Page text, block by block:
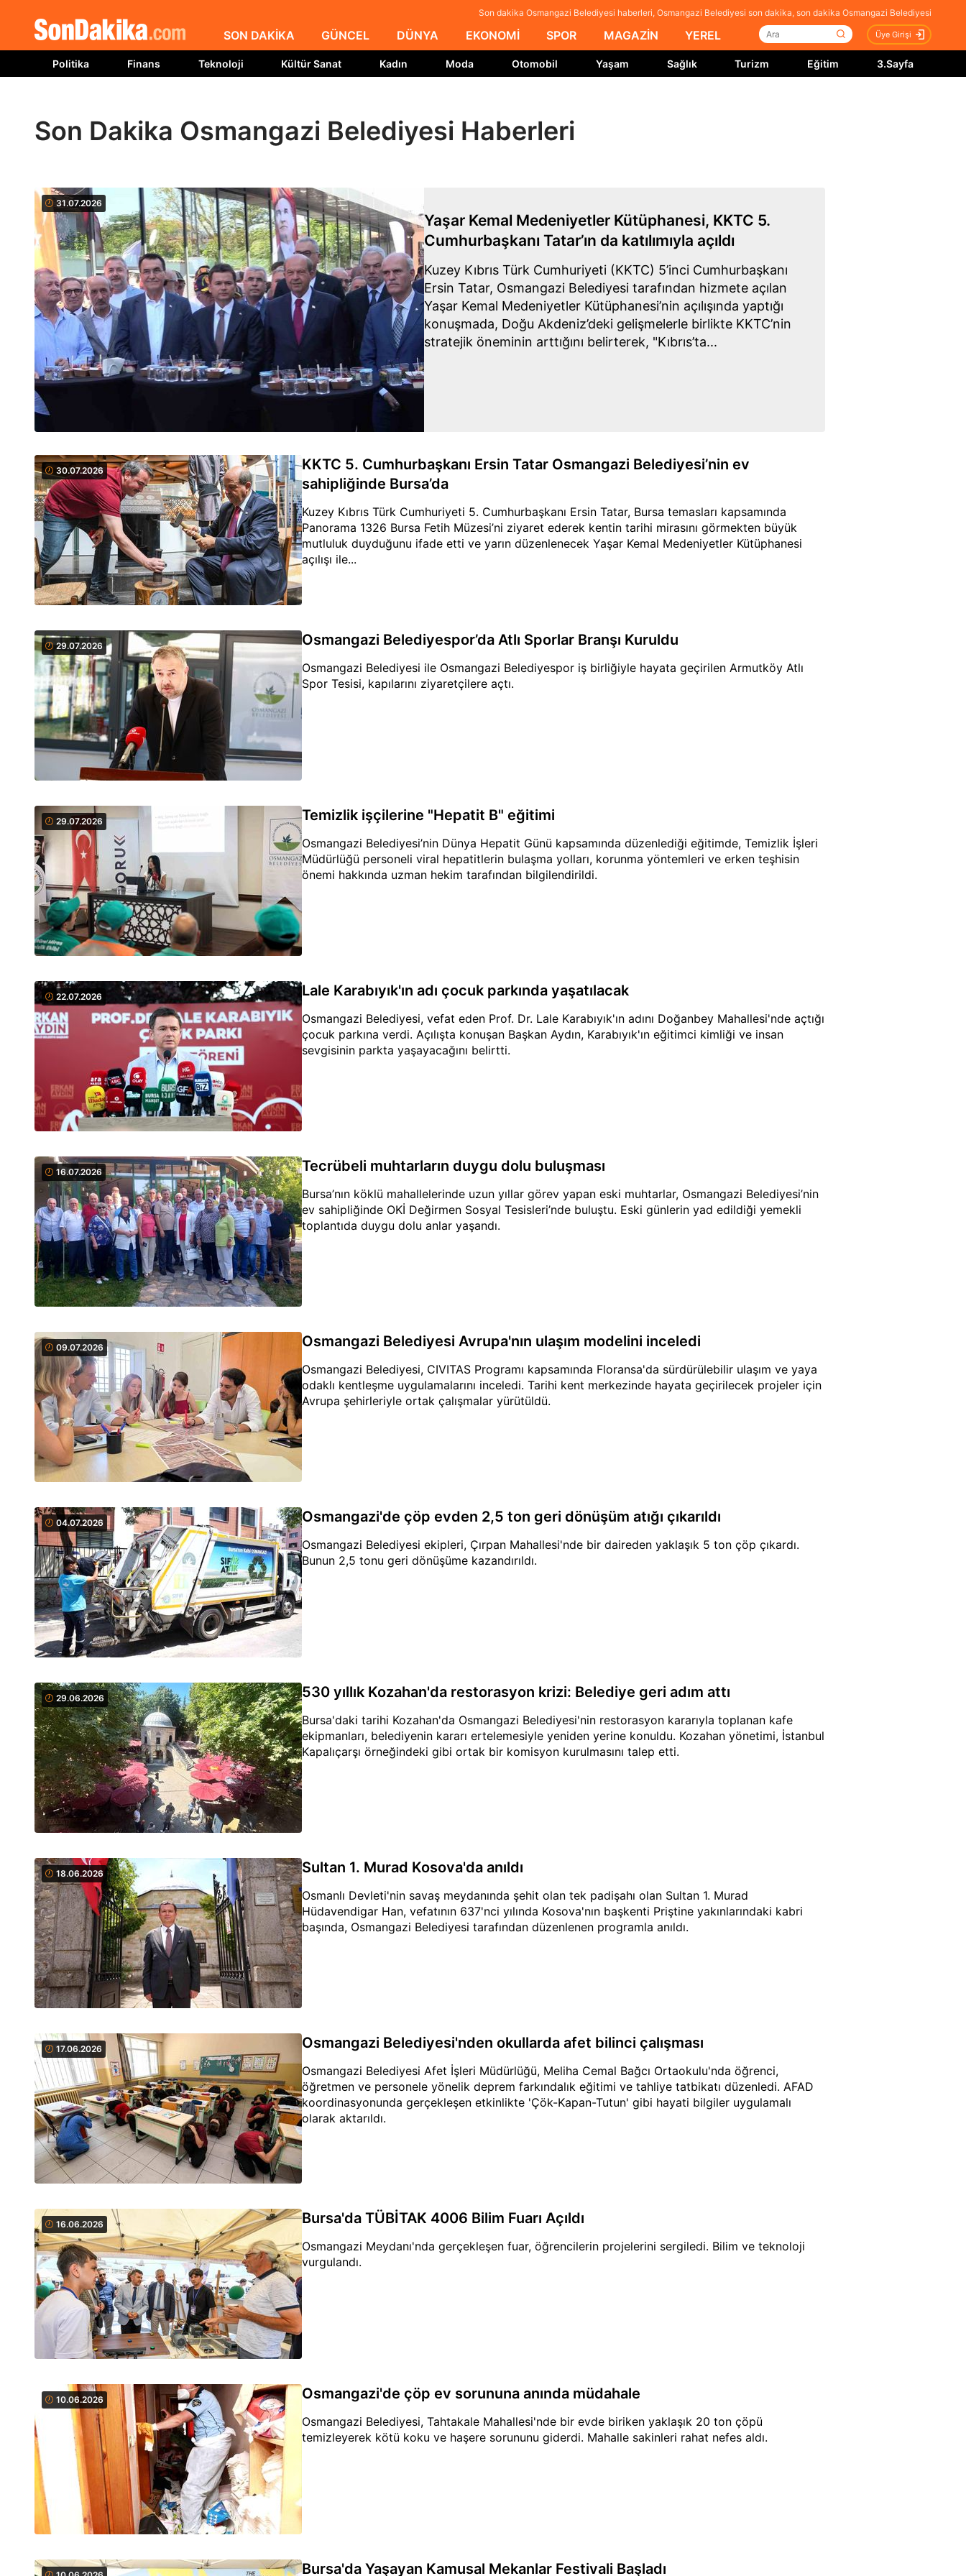
Son dakika Osmangazi Belediyesi haberleri, Osmangazi Belediyesi son dakika, son dakika Osmangazi Belediyesi
SON DAKİKA GÜNCEL DÜNYA EKONOMİ SPOR MAGAZİN YEREL Üye Girişi
Politika Finans Teknoloji Kültür Sanat Kadın Moda Otomobil Yaşam Sağlık Turizm Eğitim 3.Sayfa
Son Dakika Osmangazi Belediyesi Haberleri
31.07.2026
Yaşar Kemal Medeniyetler Kütüphanesi, KKTC 5.
Cumhurbaşkanı Tatar’ın da katılımıyla açıldı
Kuzey Kıbrıs Türk Cumhuriyeti (KKTC) 5’inci Cumhurbaşkanı
Ersin Tatar, Osmangazi Belediyesi tarafından hizmete açılan
Yaşar Kemal Medeniyetler Kütüphanesi’nin açılışında yaptığı
konuşmada, Doğu Akdeniz’deki gelişmelerle birlikte KKTC’nin
stratejik öneminin arttığını belirterek, "Kıbrıs’ta...
30.07.2026
KKTC 5. Cumhurbaşkanı Ersin Tatar Osmangazi Belediyesi’nin ev
sahipliğinde Bursa’da
Kuzey Kıbrıs Türk Cumhuriyeti 5. Cumhurbaşkanı Ersin Tatar, Bursa temasları kapsamında
Panorama 1326 Bursa Fetih Müzesi’ni ziyaret ederek kentin tarihi mirasını görmekten büyük
mutluluk duyduğunu ifade etti ve yarın düzenlenecek Yaşar Kemal Medeniyetler Kütüphanesi
açılışı ile...
29.07.2026 Osmangazi Belediyespor’da Atlı Sporlar Branşı Kuruldu
Osmangazi Belediyesi ile Osmangazi Belediyespor iş birliğiyle hayata geçirilen Armutköy Atlı
Spor Tesisi, kapılarını ziyaretçilere açtı.
29.07.2026 Temizlik işçilerine "Hepatit B" eğitimi
Osmangazi Belediyesi’nin Dünya Hepatit Günü kapsamında düzenlediği eğitimde, Temizlik İşleri
Müdürlüğü personeli viral hepatitlerin bulaşma yolları, korunma yöntemleri ve erken teşhisin
önemi hakkında uzman hekim tarafından bilgilendirildi.
22.07.2026 Lale Karabıyık'ın adı çocuk parkında yaşatılacak
Osmangazi Belediyesi, vefat eden Prof. Dr. Lale Karabıyık'ın adını Doğanbey Mahallesi'nde açtığı
çocuk parkına verdi. Açılışta konuşan Başkan Aydın, Karabıyık'ın eğitimci kimliği ve insan
sevgisinin parkta yaşayacağını belirtti.
16.07.2026 Tecrübeli muhtarların duygu dolu buluşması
Bursa’nın köklü mahallelerinde uzun yıllar görev yapan eski muhtarlar, Osmangazi Belediyesi’nin
ev sahipliğinde OKİ Değirmen Sosyal Tesisleri’nde buluştu. Eski günlerin yad edildiği yemekli
toplantıda duygu dolu anlar yaşandı.
09.07.2026 Osmangazi Belediyesi Avrupa'nın ulaşım modelini inceledi
Osmangazi Belediyesi, CIVITAS Programı kapsamında Floransa'da sürdürülebilir ulaşım ve yaya
odaklı kentleşme uygulamalarını inceledi. Tarihi kent merkezinde hayata geçirilecek projeler için
Avrupa şehirleriyle ortak çalışmalar yürütüldü.
04.07.2026 Osmangazi'de çöp evden 2,5 ton geri dönüşüm atığı çıkarıldı
Osmangazi Belediyesi ekipleri, Çırpan Mahallesi'nde bir daireden yaklaşık 5 ton çöp çıkardı.
Bunun 2,5 tonu geri dönüşüme kazandırıldı.
29.06.2026 530 yıllık Kozahan'da restorasyon krizi: Belediye geri adım attı
Bursa'daki tarihi Kozahan'da Osmangazi Belediyesi'nin restorasyon kararıyla toplanan kafe
ekipmanları, belediyenin kararı ertelemesiyle yeniden yerine konuldu. Kozahan yönetimi, İstanbul
Kapalıçarşı örneğindeki gibi ortak bir komisyon kurulmasını talep etti.
18.06.2026 Sultan 1. Murad Kosova'da anıldı
Osmanlı Devleti'nin savaş meydanında şehit olan tek padişahı olan Sultan 1. Murad
Hüdavendigar Han, vefatının 637'nci yılında Kosova'nın başkenti Priştine yakınlarındaki kabri
başında, Osmangazi Belediyesi tarafından düzenlenen programla anıldı.
17.06.2026 Osmangazi Belediyesi'nden okullarda afet bilinci çalışması
Osmangazi Belediyesi Afet İşleri Müdürlüğü, Meliha Cemal Bağcı Ortaokulu'nda öğrenci,
öğretmen ve personele yönelik deprem farkındalık eğitimi ve tahliye tatbikatı düzenledi. AFAD
koordinasyonunda gerçekleşen etkinlikte 'Çök-Kapan-Tutun' gibi hayati bilgiler uygulamalı
olarak aktarıldı.
16.06.2026 Bursa'da TÜBİTAK 4006 Bilim Fuarı Açıldı
Osmangazi Meydanı'nda gerçekleşen fuar, öğrencilerin projelerini sergiledi. Bilim ve teknoloji
vurgulandı.
10.06.2026 Osmangazi'de çöp ev sorununa anında müdahale
Osmangazi Belediyesi, Tahtakale Mahallesi'nde bir evde biriken yaklaşık 20 ton çöpü
temizleyerek kötü koku ve haşere sorununu giderdi. Mahalle sakinleri rahat nefes aldı.
Bursa'da Yaşayan Kamusal Mekanlar Festivali Başladı